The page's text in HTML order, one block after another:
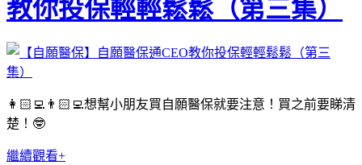
教你投保輕輕鬆鬆（第三集）
👩🏻‍💻👨🏻‍💻想幫小朋友買自願醫保就要注意！買之前要睇清
楚！🤓
繼續觀看+